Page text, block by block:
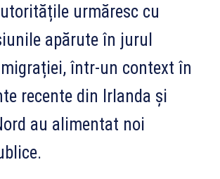
urmăresc cu
apărute în jurul
într-un context în
recente din Irlanda și
au alimentat noi